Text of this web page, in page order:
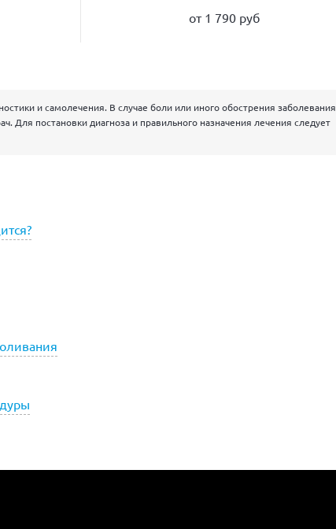
от 1 790 руб
и самолечения. В случае боли или иного обострения заболевания
Для постановки диагноза и правильного назначения лечения следует